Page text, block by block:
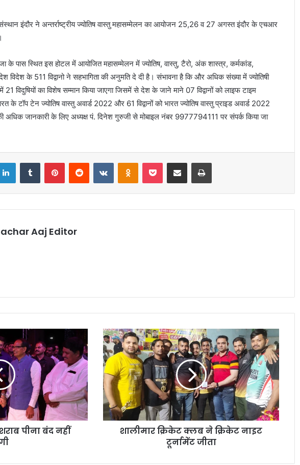
संस्थान इंदौर ने अन्तर्राष्ट्रीय ज्योतिष वास्तु महासम्मेलन का आयोजन 25,26 व 27 अगस्त इंदौर के एचआर
के पास स्थित इस होटल में आयोजित महासम्मेलन में ज्योतिष, वास्तु, टैरो, अंक शास्त्र, कर्मकांड,
के 511 विद्वानो ने सहभागिता की अनुमति दे दी है। संभावना है कि और अधिक संख्या में ज्योतिषी
विदुषियों का विशेष सम्मान किया जाएगा जिसमें से देश के जाने माने 07 विद्वानों को लाइफ टाइम
के टॉप टेन ज्योतिष वास्तु अवार्ड 2022 और 61 विद्वानों को भारत ज्योतिष वास्तु प्राइड अवार्ड 2022
अधिक जानकारी के लिए अध्यक्ष पं. दिनेश गुरुजी से मोबाइल नंबर 9977794111 पर संपर्क किया जा
LinkedInTumblr PinterestReddit VKontakteOdnoklassniki
Pocket Share via Email Print
Aaj Editor
पीना बंद नहीं
शालीमार क्रिकेट क्लब ने क्रिकेट नाइट
टूर्नामेंट जीता